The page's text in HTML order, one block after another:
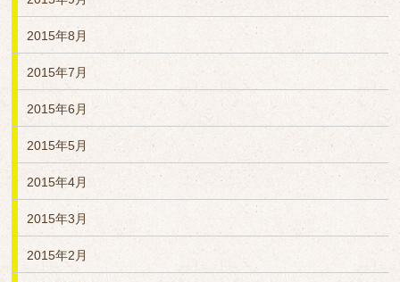
2015年8月
2015年7月
2015年6月
2015年5月
2015年4月
2015年3月
2015年2月